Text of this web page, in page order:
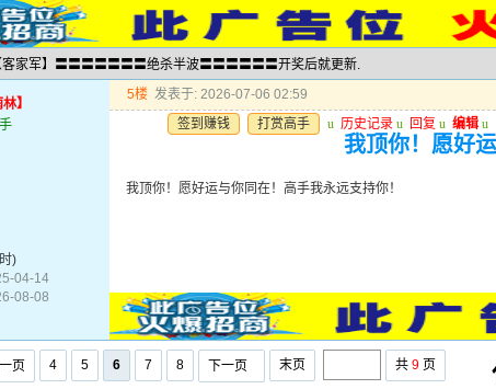
家军】〓〓〓〓〓〓〓绝杀半波〓〓〓〓〓〓开奖后就更新.
】
)
04-14
08-08
5楼 发表于: 2026-07-06 02:59
签到赚钱
打赏高手 u 历史记录 u 回复 u 编辑 u
我顶你！愿好
我顶你！愿好运与你同在！高手我永远支持你！
页 4 5 6 7 8 下一页 末页 共 9 页